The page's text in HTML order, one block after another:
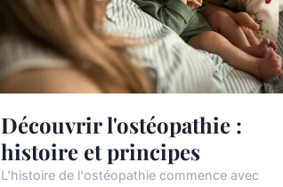
Découvrir l'ostéopathie :
histoire et principes
L'histoire de l'ostéopathie commence avec